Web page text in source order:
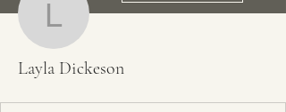
Layla Dickeson
Layla Dickeson